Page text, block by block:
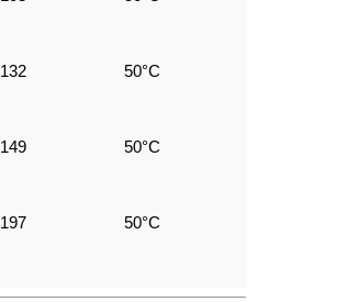
132 50°C
149 50°C
197 50°C